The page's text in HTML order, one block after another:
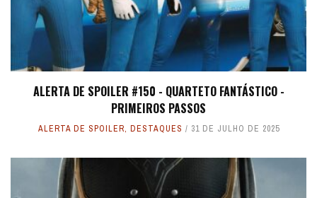
ALERTA DE SPOILER #150 - QUARTETO FANTÁSTICO -
PRIMEIROS PASSOS
ALERTA DE SPOILER, DESTAQUES 31 DE JULHO DE 2025